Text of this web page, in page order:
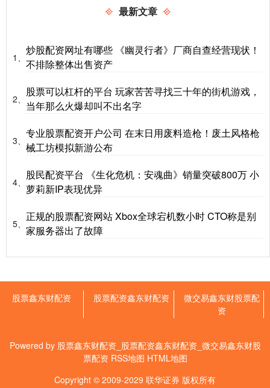
最新文章
1、
炒股配资网址有哪些 《幽灵行者》厂商自查经营现状！
不排除整体出售资产
2、
股票可以杠杆的平台 玩家苦苦寻找三十年的街机游戏，
当年那么火爆却叫不出名字
3、
专业股票配资开户公司 在末日用废料造枪！废土风格枪
械工坊模拟新游公布
4、
股民配资平台 《生化危机：安魂曲》销量突破800万 小
萝莉新IP表现优异
5、
正规的股票配资网站 Xbox全球宕机数小时 CTO称是别
家服务器出了故障
股票鑫东财配资 股票配资鑫东财配资
微交易鑫东财股票配
资
Powered by 股票鑫东财配资_股票配资鑫东财配资_微交易鑫东财股
票配资 RSS地图 HTML地图
Copyright © 2009-2029 联华证券 版权所有